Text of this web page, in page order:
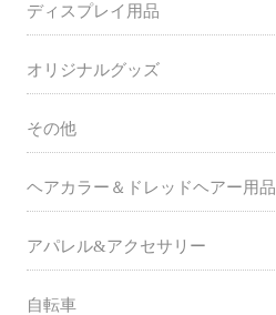
ディスプレイ用品
オリジナルグッズ
その他
ヘアカラー＆ドレッドヘアー用品
アパレル&アクセサリー
自転車